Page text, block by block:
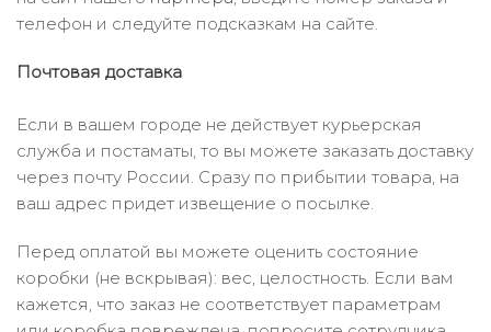
телефон и следуйте подсказкам на сайте.
Почтовая доставка
Если в вашем городе не действует курьерская
служба и постаматы, то вы можете заказать доставку
через почту России. Сразу по прибытии товара, на
ваш адрес придет извещение о посылке.
Перед оплатой вы можете оценить состояние
коробки (не вскрывая): вес, целостность. Если вам
кажется, что заказ не соответствует параметрам